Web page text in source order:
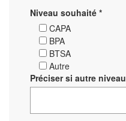
Niveau souhaité *
CAPA
BPA
BTSA
Autre
Préciser si autre niveau